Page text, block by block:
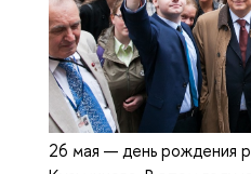
26 мая — день рождения